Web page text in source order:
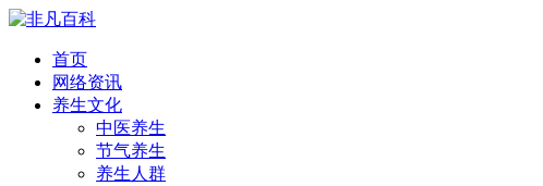
首页
网络资讯
养生文化
中医养生
节气养生
养生人群